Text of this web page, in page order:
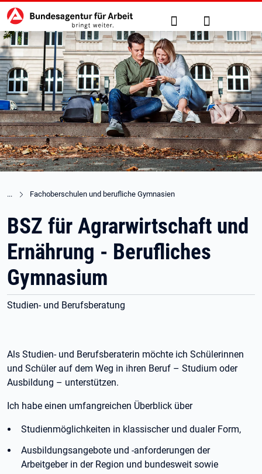
zu den Hauptinhalten springen
Hauptnavigation Suche Anmelden
Fachoberschulen und berufliche Gymnasien
BSZ für Agrarwirtschaft und
Ernährung - Berufliches
Gymnasium
Studien- und Berufsberatung
Als Studien- und Berufsberaterin möchte ich Schülerinnen
und Schüler auf dem Weg in ihren Beruf – Studium oder
Ausbildung – unterstützen.
Ich habe einen umfangreichen Überblick über
Studienmöglichkeiten in klassischer und dualer Form,
Ausbildungsangebote und -anforderungen der
Arbeitgeber in der Region und bundesweit sowie